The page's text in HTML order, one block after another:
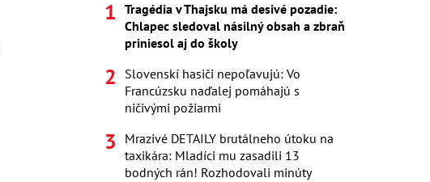
Tragédia v Thajsku má desivé pozadie:
Chlapec sledoval násilný obsah a zbraň
priniesol aj do školy
Slovenskí hasiči nepoľavujú: Vo
Francúzsku naďalej pomáhajú s
ničivými požiarmi
Mrazivé DETAILY brutálneho útoku na
taxikára: Mladíci mu zasadili 13
bodných rán! Rozhodovali minúty